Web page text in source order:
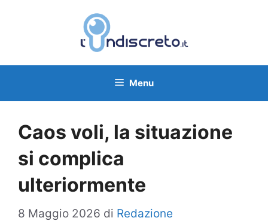
Menu
Caos voli, la situazione
si complica
ulteriormente
8 Maggio 2026 di Redazione